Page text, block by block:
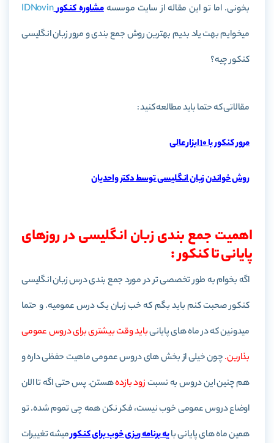
بخونی. اما تو این مقاله از سایت موسسهمشاوره کنکور IDNovin
میخوایم بهت یاد بدیم بهترین روش جمع بندی و مرور زبان انگلیسی
کنکور چیه؟
مقالاتی که حتما باید مطالعه کنید :
مرور کنکور با 10 ابزار عالی
روش خواندن زبان انگلیسی توسط دکتر واحدیان
اهمیت جمع بندی زبان انگلیسی در روزهای
پایانی تا کنکور :
اگه بخوام به طور تخصصی تر در مورد جمع بندی درس زبان انگلیسی
کنکور صحبت کنم باید بگم که خب زبان یک درس عمومیه. و حتما
میدونین که در ماه های پایانیباید وقت بیشتری برای دروس عمومی
بذارین.چون خیلی از بخش های دروس عمومی ماهیت حفظی داره و
هم چنین این دروس به نسبتزود بازدههستن. پس حتی اگه تا الان
اوضاع دروس عمومی خوب نیست، فکر نکن همه چی تموم شده. تو
همین ماه های پایانی بایه برنامه ریزی خوب برای کنکورمیشه تغییرات